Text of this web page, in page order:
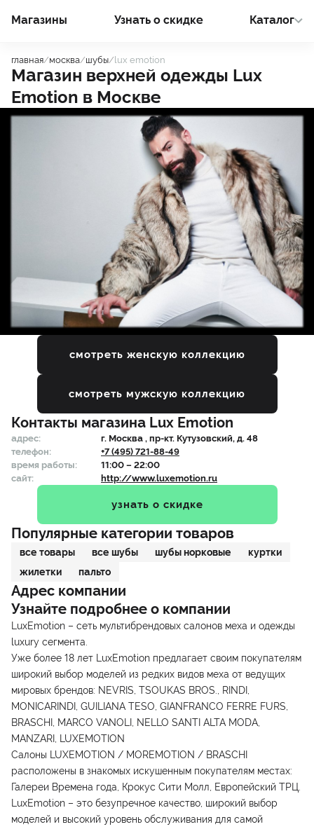
Магазины Узнать о cкидке Каталог
главная/москва/шубы/lux emotion
Магазин верхней одежды Lux
Emotion в Москве
смотреть женскую коллекцию
смотреть мужскую коллекцию
Контакты магазина Lux Emotion
адрес: г. Москва , пр-кт. Кутузовский, д. 48
телефон:
+7 (495) 721-88-49
время работы:
11:00 – 22:00
сайт:
http://www.luxemotion.ru
узнать о скидке
Популярные категории товаров
все товары все шубы шубы норковые
куртки
жилетки
пальто
Адрес компании
Узнайте подробнее о компании
LuxEmotion – сеть мультибрендовых салонов меха и одежды
luxury сегмента.
Уже более 18 лет LuxEmotion предлагает своим покупателям
широкий выбор моделей из редких видов меха от ведущих
мировых брендов: NEVRIS, TSOUKAS BROS., RINDI,
MONICARINDI, GUILIANA TESO, GIANFRANCO FERRE FURS,
BRASCHI, MARCO VANOLI, NELLO SANTI ALTA MODA,
MANZARI, LUXEMOTION
Салоны LUXEMOTION / MOREMOTION / BRASCHI
расположены в знакомых искушенным покупателям местах:
Галереи Времена года, Крокус Сити Молл, Европейский ТРЦ.
LuxEmotion – это безупречное качество, широкий выбор
моделей и высокий уровень обслуживания для самой